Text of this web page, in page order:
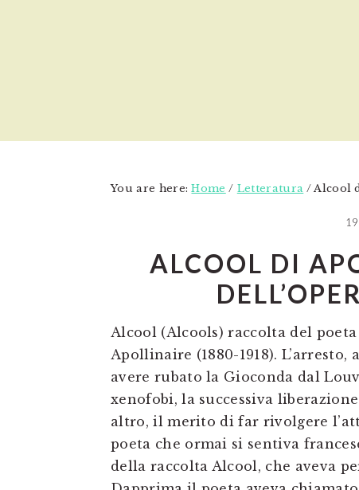
You are here:Home / Letteratura /Alcool
ALCOOL DI
Alcool (Alcools) raccolta del
Apollinaire (1880-1918). L’arresto,
avere rubato la Gioconda dal
xenofobi, la successiva
altro, il merito di far rivolgere
poeta che ormai si sentiva
della raccolta Alcool, che aveva